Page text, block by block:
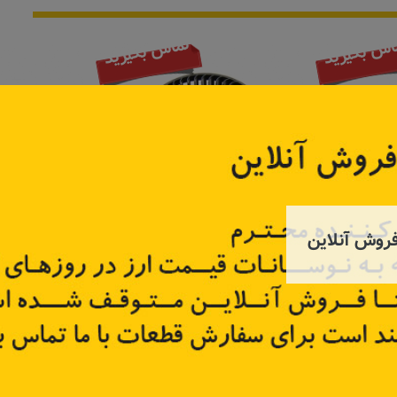
بگیرید تماس بگیرید
موتور بخاری مگان 2000،1600
کد قطعه:698729
اطلاعات بیشتر
سر باطری منفی
کد
قیمت: ۶۶۰٬۰۰۰ تومان
آنلاین